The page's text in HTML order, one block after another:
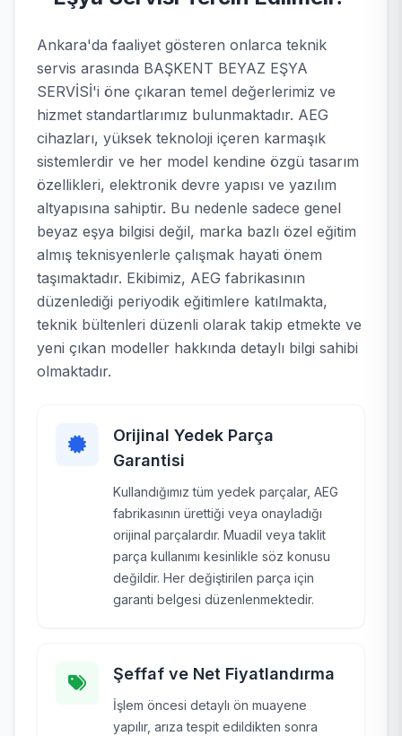
Ankara'da faaliyet gösteren onlarca teknik
servis arasında BAŞKENT BEYAZ EŞYA
SERVİSİ'i öne çıkaran temel değerlerimiz ve
hizmet standartlarımız bulunmaktadır. AEG
cihazları, yüksek teknoloji içeren karmaşık
sistemlerdir ve her model kendine özgü tasarım
özellikleri, elektronik devre yapısı ve yazılım
altyapısına sahiptir. Bu nedenle sadece genel
beyaz eşya bilgisi değil, marka bazlı özel eğitim
almış teknisyenlerle çalışmak hayati önem
taşımaktadır. Ekibimiz, AEG fabrikasının
düzenlediği periyodik eğitimlere katılmakta,
teknik bültenleri düzenli olarak takip etmekte ve
yeni çıkan modeller hakkında detaylı bilgi sahibi
olmaktadır.
Orijinal Yedek Parça
Garantisi
Kullandığımız tüm yedek parçalar, AEG
fabrikasının ürettiği veya onayladığı
orijinal parçalardır. Muadil veya taklit
parça kullanımı kesinlikle söz konusu
değildir. Her değiştirilen parça için
garanti belgesi düzenlenmektedir.
Şeffaf ve Net Fiyatlandırma
İşlem öncesi detaylı ön muayene
yapılır, arıza tespit edildikten sonra